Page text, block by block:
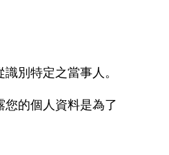
別特定之當事人。
的個人資料是為了